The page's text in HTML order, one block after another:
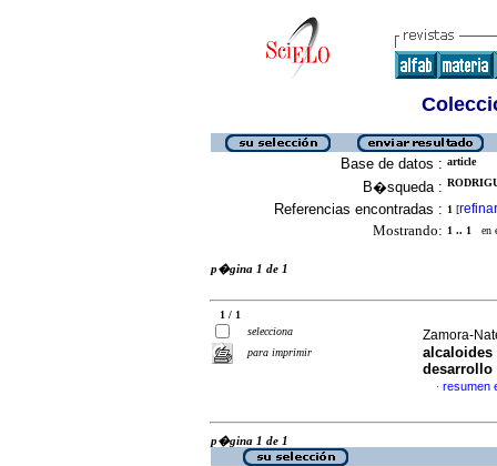
Base de datos : article
B�squeda :
Referencias encontradas : 1 [refinar
Mostrando: 1 .. 1 en
p�gina 1 de 1
1 / 1
selecciona
para imprimir
Zamora-
desarrollo
· resumen
p�gina 1 de 1